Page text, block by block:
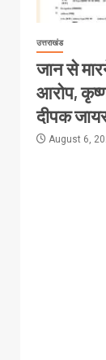
उत्तराखंड
जान से
आरोप,
दीपक
August 6,